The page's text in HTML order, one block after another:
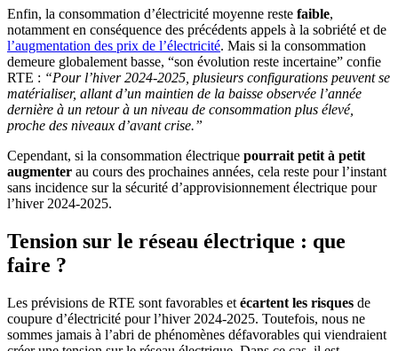
Enfin, la consommation d’électricité moyenne reste faible,
notamment en conséquence des précédents appels à la sobriété et de
l’augmentation des prix de l’électricité. Mais si la consommation
demeure globalement basse, “son évolution reste incertaine” confie
RTE : “Pour l’hiver 2024-2025, plusieurs configurations peuvent se
matérialiser, allant d’un maintien de la baisse observée l’année
dernière à un retour à un niveau de consommation plus élevé,
proche des niveaux d’avant crise.”
Cependant, si la consommation électrique pourrait petit à petit
augmenter au cours des prochaines années, cela reste pour l’instant
sans incidence sur la sécurité d’approvisionnement électrique pour
l’hiver 2024-2025.
Tension sur le réseau électrique : que
faire ?
Les prévisions de RTE sont favorables et écartent les risques de
coupure d’électricité pour l’hiver 2024-2025. Toutefois, nous ne
sommes jamais à l’abri de phénomènes défavorables qui viendraient